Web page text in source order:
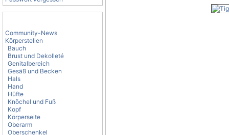
Community-News
Körperstellen
Bauch
Brust und Dekolleté
Genitalbereich
Gesäß und Becken
Hals
Hand
Hüfte
Knöchel und Fuß
Kopf
Körperseite
Oberarm
Oberschenkel